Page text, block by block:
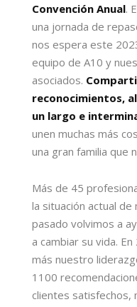
Convención Anual.
una jornada de
nos espera este
equipo de A10 y
asociados.
reconocimientos,
un largo e
unen muchas más
una gran familia que
Más de 45
la situación actual
pasado volvimos a
a cambiar su vida.
más nuestro
1100
clientes satisfechos,